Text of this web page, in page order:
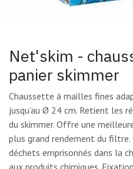
Net'skim -
panier skimmer
Chaussette à mailles fines
jusqu’au Ø 24 cm. Retient les
du skimmer. Offre une
plus grand rendement du filtre.
déchets emprisonnés dans la